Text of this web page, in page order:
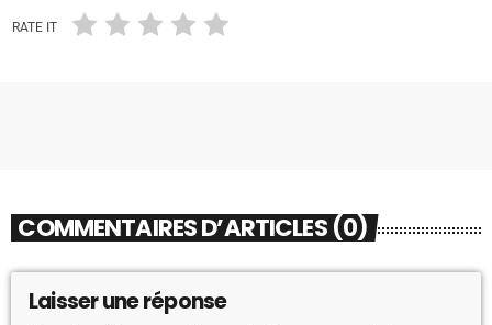
RATE IT
COMMENTAIRES D’ARTICLES (0)
Laisser une réponse